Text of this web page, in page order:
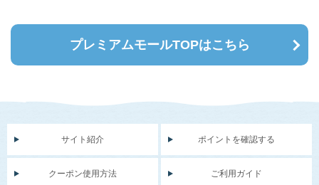
プレミアムモールTOPはこちら
サイト紹介 ポイントを確認する
クーポン使用方法 ご利用ガイド